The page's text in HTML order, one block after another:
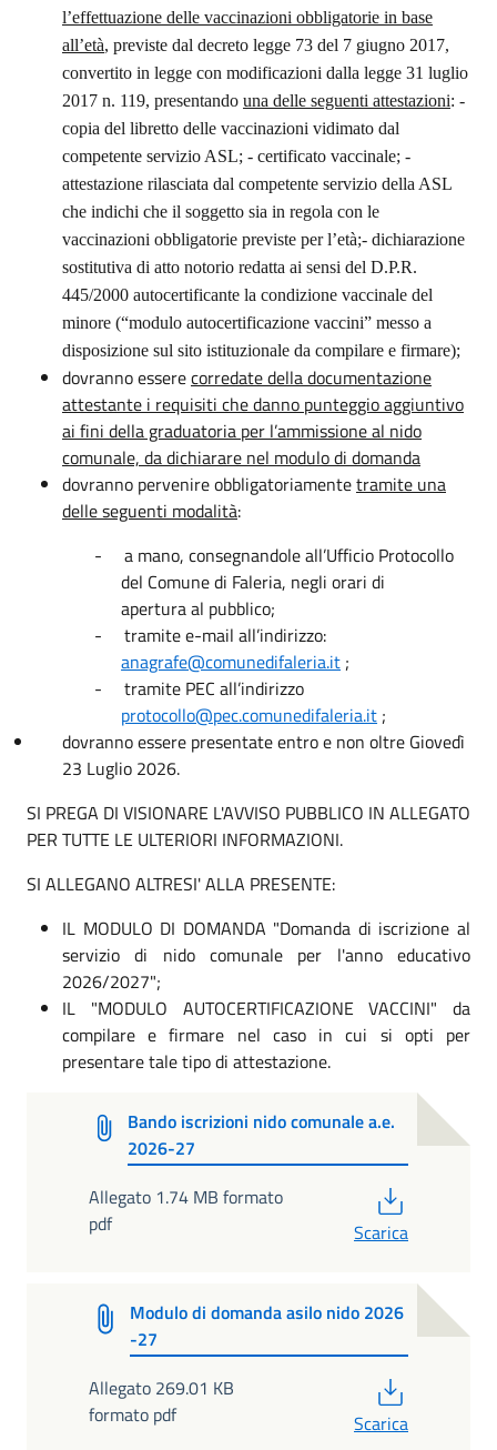
l’effettuazione delle vaccinazioni obbligatorie in base
all’età, previste dal decreto legge 73 del 7 giugno 2017,
convertito in legge con modificazioni dalla legge 31 luglio
2017 n. 119, presentando una delle seguenti attestazioni: -
copia del libretto delle vaccinazioni vidimato dal
competente servizio ASL; - certificato vaccinale; -
attestazione rilasciata dal competente servizio della ASL
che indichi che il soggetto sia in regola con le
vaccinazioni obbligatorie previste per l’età;- dichiarazione
sostitutiva di atto notorio redatta ai sensi del D.P.R.
445/2000 autocertificante la condizione vaccinale del
minore (“modulo autocertificazione vaccini” messo a
disposizione sul sito istituzionale da compilare e firmare);
dovranno esserecorredate della documentazione
attestante i requisiti che danno punteggio aggiuntivo
ai fini della graduatoria per l’ammissione al nido
comunale, da dichiarare nel modulo di domanda
dovranno pervenire obbligatoriamentetramite una
delle seguenti modalità:
-
a mano, consegnandole all’Ufficio Protocollo
del Comune di Faleria, negli orari di
apertura al pubblico;
-
tramite e-mail all’indirizzo:
anagrafe@comunedifaleria.it ;
-
tramite PEC all’indirizzo
protocollo@pec.comunedifaleria.it ;
dovranno essere presentate entro e non oltre Giovedì
23 Luglio 2026.
SI PREGA DI VISIONARE L'AVVISO PUBBLICO IN ALLEGATO
PER TUTTE LE ULTERIORI INFORMAZIONI.
SI ALLEGANO ALTRESI' ALLA PRESENTE:
IL MODULO DI DOMANDA "Domanda di iscrizione al
servizio di nido comunale per l'anno educativo
2026/2027";
IL "MODULO AUTOCERTIFICAZIONE VACCINI" da
compilare e firmare nel caso in cui si opti per
presentare tale tipo di attestazione.
Bando iscrizioni nido comunale a.e.
2026-27
Allegato 1.74 MB formato
pdf
Scarica
Modulo di domanda asilo nido 2026
-27
Allegato 269.01 KB
formato pdf
Scarica